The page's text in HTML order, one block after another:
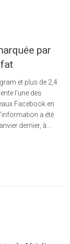
par
et plus de 2,4
l’une des
Facebook en
a été
dernier, à...